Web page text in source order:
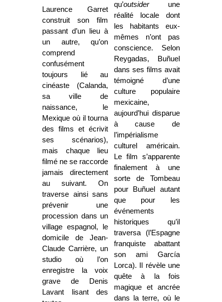
Laurence Garret
construit son film
passant d’un lieu à
un autre, qu’on
comprend
confusément
toujours lié au
cinéaste (Calanda,
sa ville de
naissance, le
Mexique où il tourna
des films et écrivit
ses scénarios),
mais chaque lieu
filmé ne se raccorde
jamais directement
au suivant. On
traverse ainsi sans
prévenir une
procession dans un
village espagnol, le
domicile de Jean-
Claude Carrière, un
studio où l’on
enregistre la voix
grave de Denis
Lavant lisant des
qu’outsiderune
réalité locale dont
les habitants eux-
mêmes n’ont pas
conscience. Selon
Reygadas, Buñuel
dans ses films avait
témoigné d’une
culture populaire
mexicaine,
aujourd’hui disparue
à cause de
l’impérialisme
culturel américain.
Le film s’apparente
finalement à une
sorte de Tombeau
pour Buñuel autant
que pour les
événements
historiques qu’il
traversa (l’Espagne
franquiste abattant
son ami García
Lorca). Il révèle une
quête à la fois
magique et ancrée
dans la terre, où le